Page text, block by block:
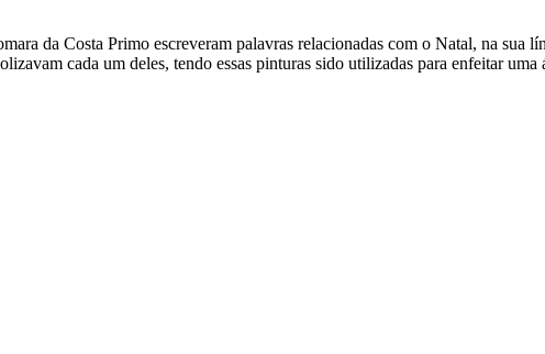
da Costa Primo escreveram palavras relacionadas com o Natal, na sua
cada um deles, tendo essas pinturas sido utilizadas para enfeitar